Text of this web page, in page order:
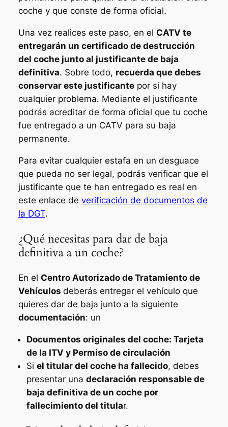
coche y que conste de forma oficial.
Una vez realices este paso, en el CATV te
entregarán un certificado de destrucción
del coche junto al justificante de baja
definitiva. Sobre todo, recuerda que debes
conservar este justificantepor si hay
cualquier problema. Mediante el justificante
podrás acreditar de forma oficial que tu coche
fue entregado a un CATV para su baja
permanente.
Para evitar cualquier estafa en un desguace
que pueda no ser legal, podrás verificar que el
justificante que te han entregado es real en
este enlace de verificación de documentos de
la DGT.
¿Qué necesitas para dar de baja
definitiva a un coche?
En el Centro Autorizado de Tratamiento de
Vehículos deberás entregar el vehículo que
quieres dar de baja junto a la siguiente
documentación: un
Documentos originales del coche: Tarjeta
de la ITV y Permiso de circulación
Si el titular del coche ha fallecido, debes
presentar una declaración responsable de
baja definitiva de un coche por
fallecimiento del titular.